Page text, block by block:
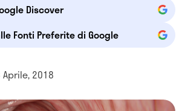
Discover
Fonti Preferite di Google
2018